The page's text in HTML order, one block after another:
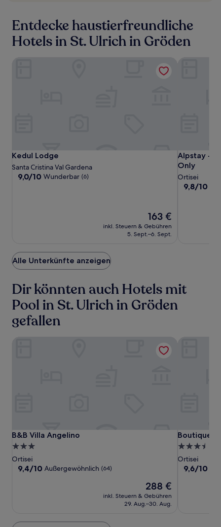
Entdecke haustierfreundliche
Hotels in St. Ulrich in Gröden
Kedul
Lodge
Kedul
Lodge
Kedul Lodge
Kedul Lodge
Santa Cristina Val Gardena
9.0
9,0/10 Wunderbar (6)
Der
Preis
beträgt
163 €
inkl. Steuern & Gebühren
5. Sept.–6. Sept.
Kedul Lodge
Alpstay
-
Chalet
Hotel
Alpstay -
Only
Alpstay -
Ortisei
9.8
9,8/10
Alpstay -
Alle Unterkünfte anzeigen
Dir könnten auch Hotels mit
Pool in St. Ulrich in Gröden
gefallen
B&B
Villa
Angelino
B&B
Villa
Angelino
B&B Villa Angelino
B&B Villa Angelino
3.0-
Sterne-
Unterkunft
Ortisei
9.4
9,4/10 Außergewöhnlich (64)
Der
Preis
beträgt
288 €
inkl. Steuern & Gebühren
29. Aug.–30. Aug.
B&B Villa Angelino
Boutique
Hotel
Planlim
Boutique
Boutique
3.5-
Sterne-
Unterkunft
Ortisei
9.6
9,6/10
Boutique